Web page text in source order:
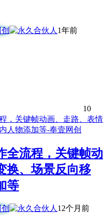
1年前
10
全流程，关键帧动
换、场景反向移
等
12个月前